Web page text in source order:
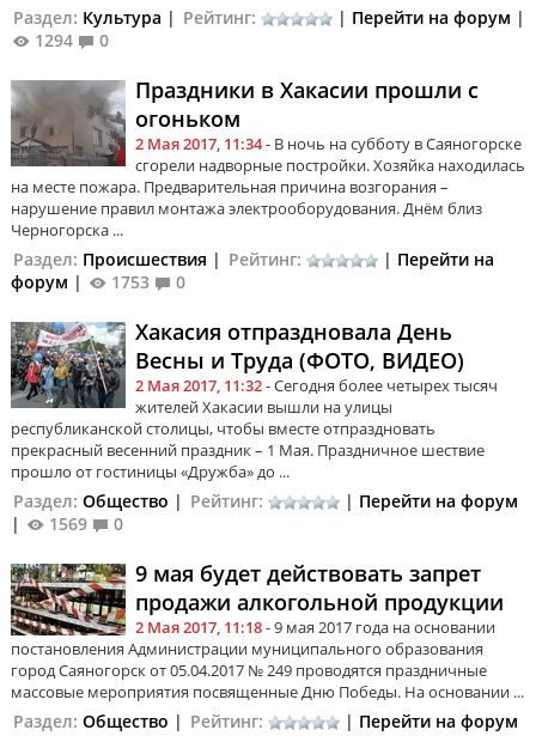
Раздел: Культура | Рейтинг: | Перейти на форум |
1294
0
Праздники в Хакасии прошли с
огоньком
2 Мая 2017, 11:34- В ночь на субботу в Саяногорске
сгорели надворные постройки. Хозяйка находилась
на месте пожара. Предварительная причина возгорания –
нарушение правил монтажа электрооборудования. Днём близ
Черногорска ...
Раздел: Происшествия | Рейтинг: | Перейти на
форум | 1753 0
Хакасия отпраздновала День
Весны и Труда (ФОТО, ВИДЕО)
2 Мая 2017, 11:32- Сегодня более четырех тысяч
жителей Хакасии вышли на улицы
республиканской столицы, чтобы вместе отпраздновать
прекрасный весенний праздник – 1 Мая. Праздничное шествие
прошло от гостиницы «Дружба» до ...
Раздел: Общество | Рейтинг: | Перейти на форум
|
1569 0
9 мая будет действовать запрет
продажи алкогольной продукции
2 Мая 2017, 11:18- 9 мая 2017 года на основании
постановления Администрации муниципального образования
город Саяногорск от 05.04.2017 № 249 проводятся праздничные
массовые мероприятия посвященные Дню Победы. На основании ...
Раздел: Общество | Рейтинг: | Перейти на форум